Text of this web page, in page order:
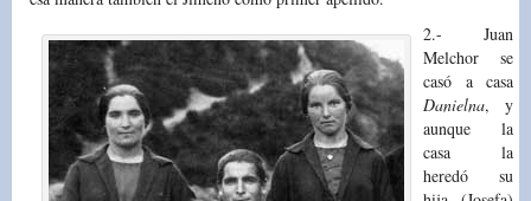
2.- Juan
Melchor se
casó a casa
Danielna, y
aunque la
casa la
heredó su